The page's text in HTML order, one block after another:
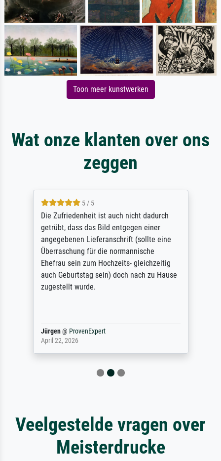
Toon meer kunstwerken
Wat onze klanten over ons
zeggen
5 / 5
Die Zufriedenheit ist auch nicht dadurch
getrübt, dass das Bild entgegen einer
angegebenen Lieferanschrift (sollte eine
Überraschung für die normannische
Ehefrau sein zum Hochzeits- gleichzeitig
auch Geburtstag sein) doch nach zu Hause
zugestellt wurde.
Jürgen@ ProvenExpert
April 22, 2026
Veelgestelde vragen over
Meisterdrucke